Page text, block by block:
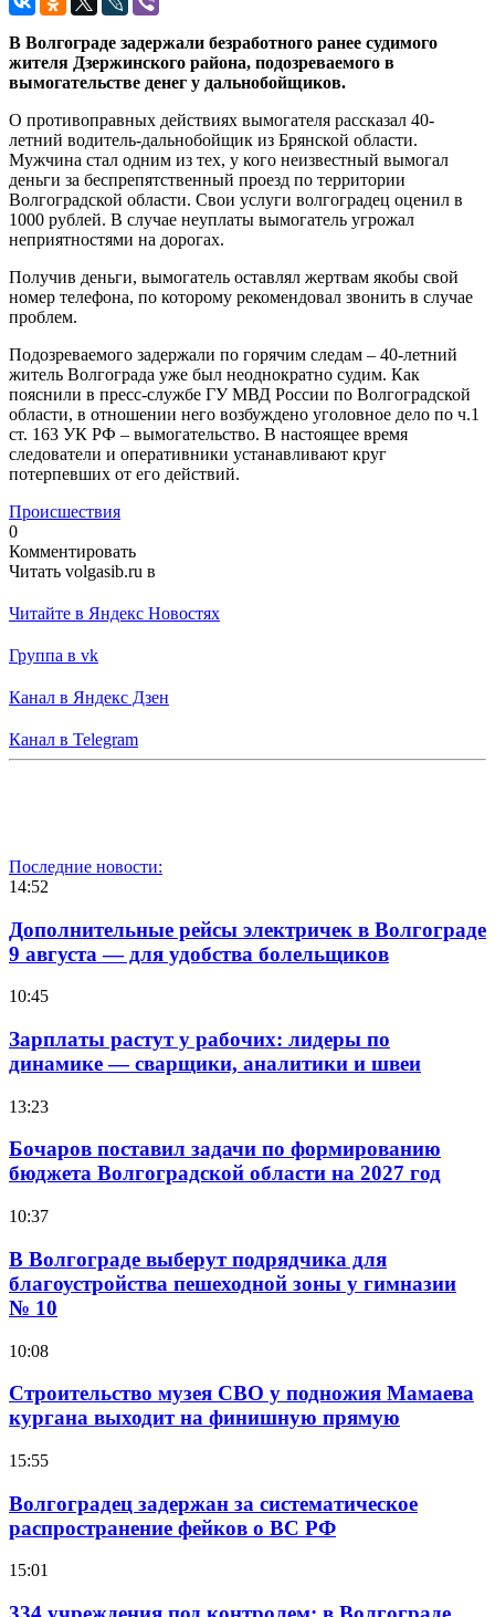
В Волгограде задержали безработного ранее судимого
жителя Дзержинского района, подозреваемого в
вымогательстве денег у дальнобойщиков.
О противоправных действиях вымогателя рассказал 40-
летний водитель-дальнобойщик из Брянской области.
Мужчина стал одним из тех, у кого неизвестный вымогал
деньги за беспрепятственный проезд по территории
Волгоградской области. Свои услуги волгоградец оценил в
1000 рублей. В случае неуплаты вымогатель угрожал
неприятностями на дорогах.
Получив деньги, вымогатель оставлял жертвам якобы свой
номер телефона, по которому рекомендовал звонить в случае
проблем.
Подозреваемого задержали по горячим следам – 40-летний
житель Волгограда уже был неоднократно судим. Как
пояснили в пресс-службе ГУ МВД России по Волгоградской
области, в отношении него возбуждено уголовное дело по ч.1
ст. 163 УК РФ – вымогательство. В настоящее время
следователи и оперативники устанавливают круг
потерпевших от его действий.
Происшествия
0
Комментировать
Читать volgasib.ru в
Читайте в Яндекс Новостях
Группа в vk
Канал в Яндекс Дзен
Канал в Telegram
Последние новости:
14:52
Дополнительные рейсы электричек в Волгограде
9 августа — для удобства болельщиков
10:45
Зарплаты растут у рабочих: лидеры по
динамике — сварщики, аналитики и швеи
13:23
Бочаров поставил задачи по формированию
бюджета Волгоградской области на 2027 год
10:37
В Волгограде выберут подрядчика для
благоустройства пешеходной зоны у гимназии
№ 10
10:08
Строительство музея СВО у подножия Мамаева
кургана выходит на финишную прямую
15:55
Волгоградец задержан за систематическое
распространение фейков о ВС РФ
15:01